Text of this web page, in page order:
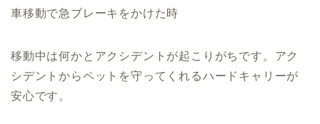
車移動で急ブレーキをかけた時
移動中は何かとアクシデントが起こりがちです。アク
シデントからペットを守ってくれるハードキャリーが
安心です。